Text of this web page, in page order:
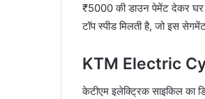
₹5000 की डाउन पेमेंट देकर घर
टॉप स्पीड मिलती है, जो इस
KTM Electric
केटीएम इलेक्ट्रिक साइकिल का